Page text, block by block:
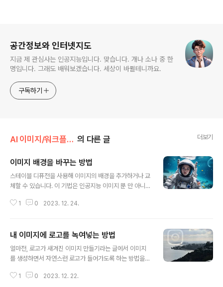
공간정보와 인터넷지도
지금 제 관심사는 인공지능입니다. 맞습니다. 개나 소나 중 한
명입니다. 그래도 배워보겠습니다. 세상이 바뀔테니까요.
구독하기
AI 이미지/워크플로 따라하기 의 다른 글 더보기
이미지 배경을 바꾸는 방법
스테이블 디퓨전을 사용해 이미지의 배경을 추가하거나 교
체할 수 있습니다. 이 기법은 인공지능 이미지 뿐 만 아니
예입니다. 이 글에서 다루는 내용은 다음과 같습니다. 소프
사용한 인페인트 선택: 콘트롤넷을 사용한 인페인트 제품
이미지 사례 이 글에서는 Stable Diffsion을 위한 가장 널
리 사용되고 있는 오픈 소스 웹 UI인 AUTOMATIC1111
읽어보세요. 초보자 가이드도 참고하세요. 이미지 생성하
1 0 2023. 12. 24.
내 이미지에 로고를 녹여넣는 방법
얼마전, 로고가 새겨진 이미지 만들기라는 글에서 이미지
를 생성하면서 자연스런 로고가 들어가도록 하는 방법을
니다. 이 글에서는 내가 가지고 있는 이미지에 원하는 로고
1 0 2023. 12. 22.